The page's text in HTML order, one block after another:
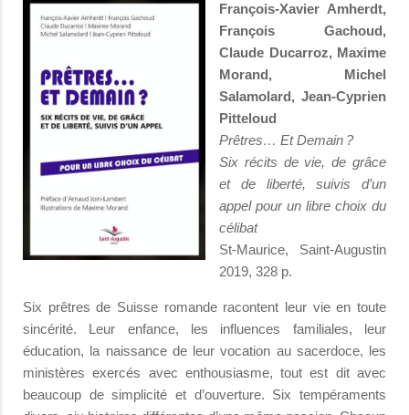
François-Xavier Amherdt,
François Gachoud,
Claude Ducarroz, Maxime
Morand, Michel
Salamolard, Jean-Cyprien
Pitteloud
Prêtres… Et Demain ?
Six récits de vie, de grâce
et de liberté, suivis d’un
appel pour un libre choix du
célibat
St-Maurice, Saint-Augustin
2019, 328 p.
Six prêtres de Suisse romande racontent leur vie en toute
sincérité. Leur enfance, les influences familiales, leur
éducation, la naissance de leur vocation au sacerdoce, les
ministères exercés avec enthousiasme, tout est dit avec
beaucoup de simplicité et d’ouverture. Six tempéraments